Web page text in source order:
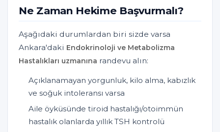
Ne Zaman Hekime Başvurmalı?
Aşağıdaki durumlardan biri sizde varsa
Ankara'daki Endokrinoloji ve Metabolizma
Hastalıkları uzmanına randevu alın:
Açıklanamayan yorgunluk, kilo alma, kabızlık
ve soğuk intoleransı varsa
Aile öyküsünde tiroid hastalığı/otoimmün
hastalık olanlarda yıllık TSH kontrolü